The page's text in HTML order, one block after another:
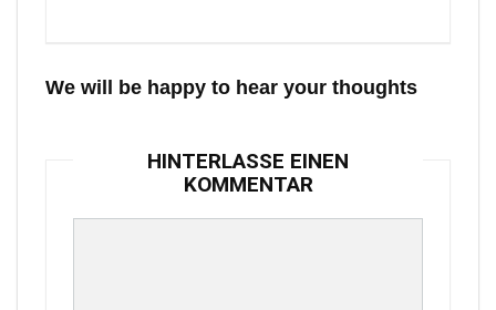
We will be happy to hear your thoughts
HINTERLASSE EINEN
KOMMENTAR